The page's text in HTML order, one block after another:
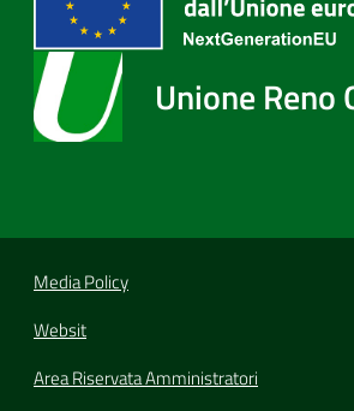
Unione Reno
Media Policy
Websit
Area Riservata Amministratori